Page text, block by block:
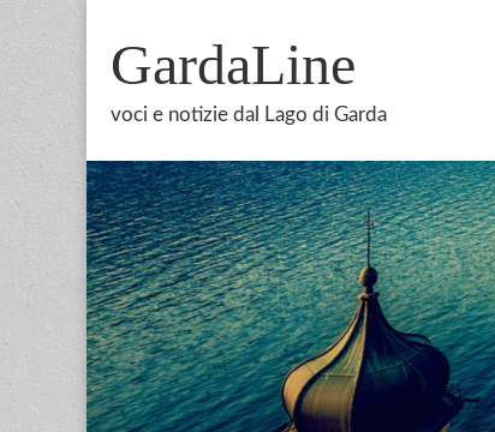
GardaLine
voci e notizie dal Lago di Garda